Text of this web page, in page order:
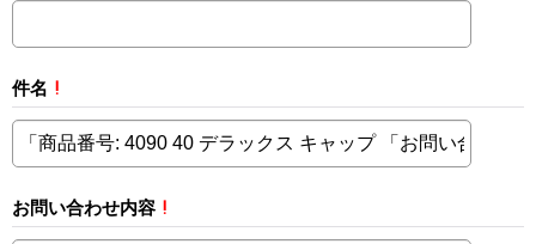
件名 !
お問い合わせ内容 !